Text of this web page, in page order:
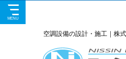
空調設備の設計・施工｜株